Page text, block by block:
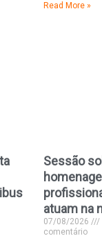
Read More »
Sessão
atuam na
07/08/2026
comentário